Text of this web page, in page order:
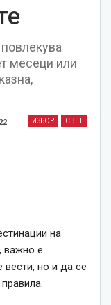
месеци или
ИЗБОР СВЕТ
на
важно е
вести, но и да се